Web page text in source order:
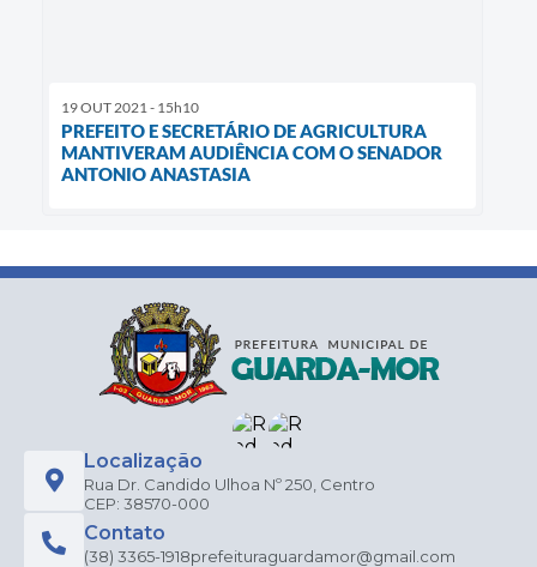
19 OUT 2021 - 15h10
PREFEITO E SECRETÁRIO DE AGRICULTURA
MANTIVERAM AUDIÊNCIA COM O SENADOR
ANTONIO ANASTASIA
Localização
Rua Dr. Candido Ulhoa Nº 250, Centro
CEP: 38570-000
Contato
(38) 3365-1918prefeituraguardamor@gmail.com